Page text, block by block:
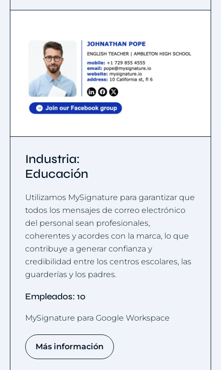
Industria:
Educación
Utilizamos MySignature para garantizar que
todos los mensajes de correo electrónico
del personal sean profesionales,
coherentes y acordes con la marca, lo que
contribuye a generar confianza y
credibilidad entre los centros escolares, las
guarderías y los padres.
Empleados: 10
MySignature para Google Workspace
Más información